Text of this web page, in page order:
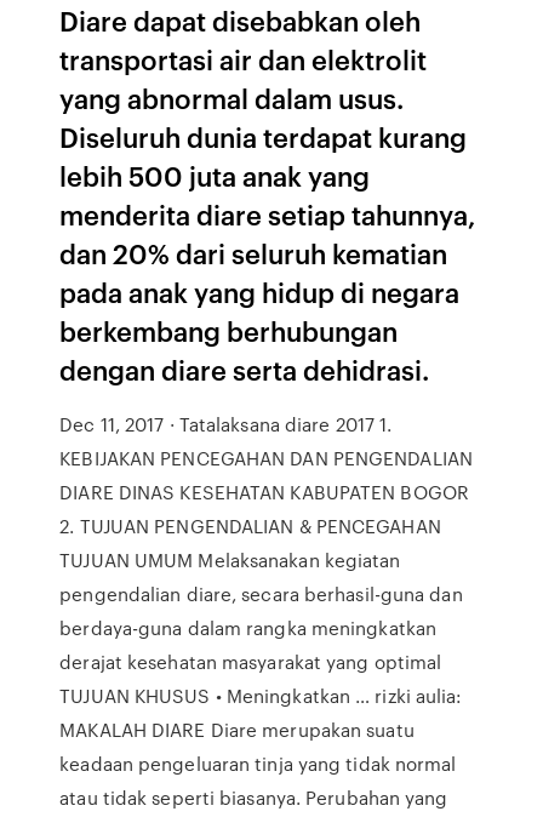
Diare dapat disebabkan oleh
transportasi air dan elektrolit
yang abnormal dalam usus.
Diseluruh dunia terdapat kurang
lebih 500 juta anak yang
menderita diare setiap tahunnya,
dan 20% dari seluruh kematian
pada anak yang hidup di negara
berkembang berhubungan
dengan diare serta dehidrasi.
Dec 11, 2017 · Tatalaksana diare 2017 1.
KEBIJAKAN PENCEGAHAN DAN PENGENDALIAN
DIARE DINAS KESEHATAN KABUPATEN BOGOR
2. TUJUAN PENGENDALIAN & PENCEGAHAN
TUJUAN UMUM Melaksanakan kegiatan
pengendalian diare, secara berhasil-guna dan
berdaya-guna dalam rangka meningkatkan
derajat kesehatan masyarakat yang optimal
TUJUAN KHUSUS • Meningkatkan … rizki aulia:
MAKALAH DIARE Diare merupakan suatu
keadaan pengeluaran tinja yang tidak normal
atau tidak seperti biasanya. Perubahan yang